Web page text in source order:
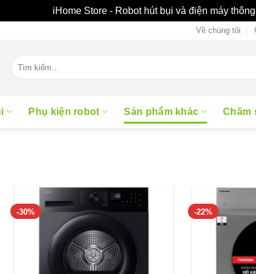
iHome Store - Robot hút bụi và điện máy
Về chúng tôi
kiếm:
Phụ kiện robot Sản phẩm khác Chăm
-30% -22%